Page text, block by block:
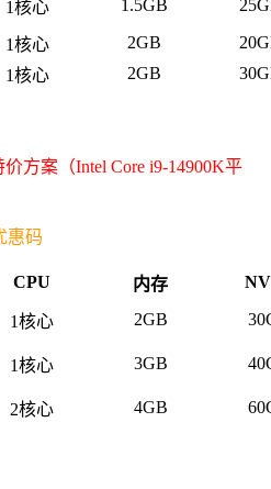
1核心 1.5GB
1核心 2GB
1核心 2GB
方案（Intel Core i9-14900K平
惠码
CPU 内存
1核心 2GB
1核心 3GB
2核心 4GB